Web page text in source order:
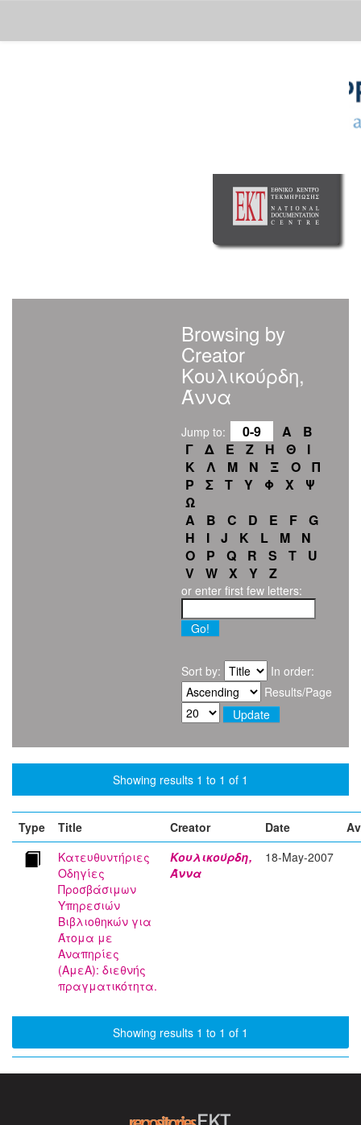
Browsing by
Creator
Κουλικούρδη,
Άννα
Jump to: 0-9 Α
Β
Γ
Δ Ε Ζ Η Θ
Ι
Κ
Λ Μ Ν Ξ Ο
Π
Ρ
Σ Τ Υ Φ Χ
Ψ
Ω
A
B C D E F
G
H
I J K L M
N
O
P Q R S T
U
V
W X Y Z
or enter first few letters:
Sort by:
In order:
Results/Page
Showing results 1 to 1 of 1
Type Title Creator Date
Κατευθυντήριες
Οδηγίες
Προσβάσιμων
Υπηρεσιών
Βιβλιοθηκών για
Άτομα με
Αναπηρίες
(ΑμεΑ): διεθνής
πραγματικότητα.
Κουλικούρδη,
Άννα
18-May-2007
Showing results 1 to 1 of 1